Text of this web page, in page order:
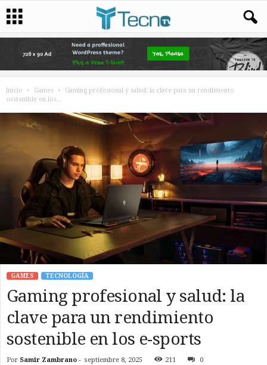
Inicio Games
Gaming profesional y salud: la clave para un rendimiento
sostenible en los...
GAMES TECNOLOGÍA
Gaming profesional y salud: la
clave para un rendimiento
sostenible en los e-sports
Por Samir Zambrano - septiembre 8, 2025 211 0